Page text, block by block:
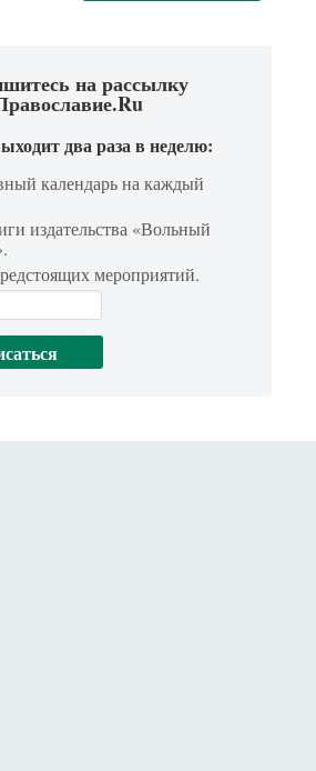
на рассылку
два раза в неделю:
календарь на каждый
издательства «Вольный
мероприятий.